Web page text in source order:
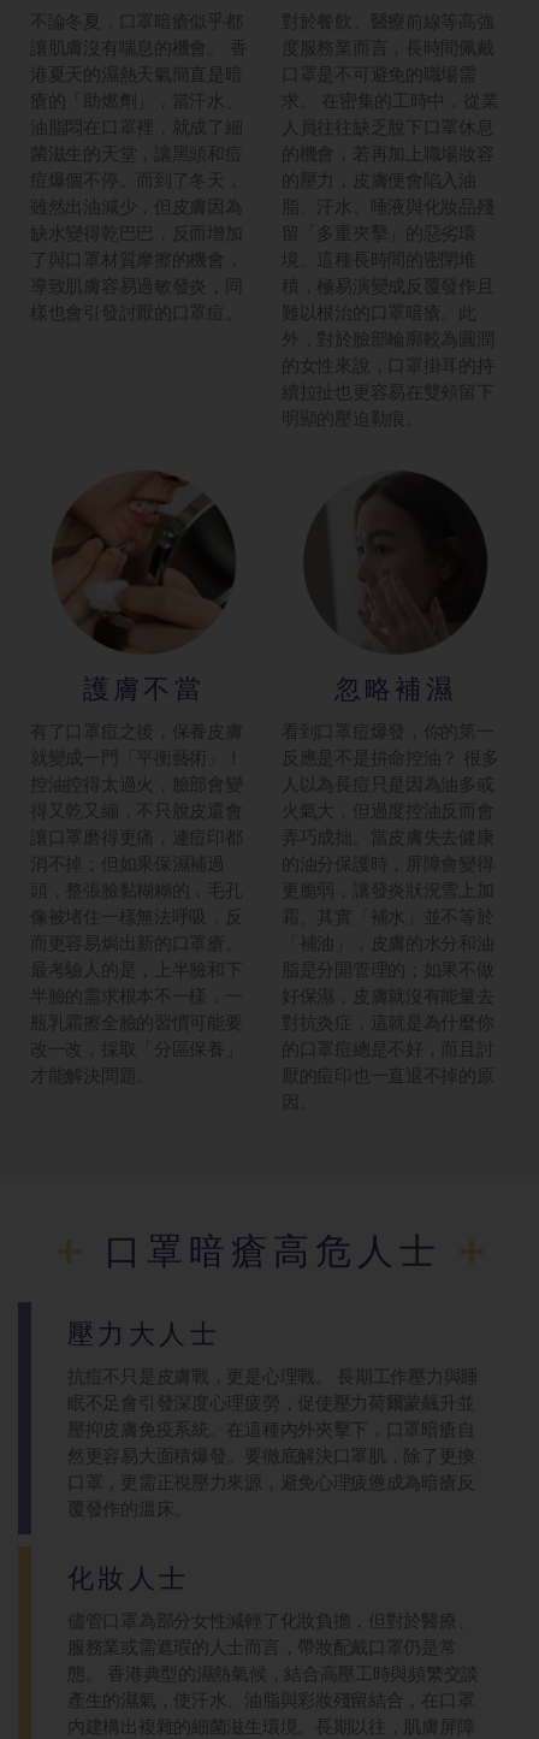
不論冬夏，口罩暗瘡似乎都
讓肌膚沒有喘息的機會。 香
港夏天的濕熱天氣簡直是暗
瘡的「助燃劑」，當汗水、
油脂悶在口罩裡，就成了細
菌滋生的天堂，讓黑頭和痘
痘爆個不停。而到了冬天，
雖然出油減少，但皮膚因為
缺水變得乾巴巴，反而增加
了與口罩材質摩擦的機會，
導致肌膚容易過敏發炎，同
樣也會引發討厭的口罩痘。
對於餐飲、醫療前線等高強
度服務業而言，長時間佩戴
口罩是不可避免的職場需
求。 在密集的工時中，從業
人員往往缺乏脫下口罩休息
的機會，若再加上職場妝容
的壓力，皮膚便會陷入油
脂、汗水、唾液與化妝品殘
留「多重夾擊」的惡劣環
境。這種長時間的密閉堆
積，極易演變成反覆發作且
難以根治的口罩暗瘡。此
外，對於臉部輪廓較為圓潤
的女性來說，口罩掛耳的持
續拉扯也更容易在雙頰留下
明顯的壓迫勒痕。
護膚不當
有了口罩痘之後，保養皮膚
就變成一門「平衡藝術」！
控油控得太過火，臉部會變
得又乾又繃，不只脫皮還會
讓口罩磨得更痛，連痘印都
消不掉；但如果保濕補過
頭，整張臉黏糊糊的，毛孔
像被堵住一樣無法呼吸，反
而更容易焗出新的口罩瘡。
最考驗人的是，上半臉和下
半臉的需求根本不一樣，一
瓶乳霜擦全臉的習慣可能要
改一改，採取「分區保養」
才能解決問題。
忽略補濕
看到口罩痘爆發，你的第一
反應是不是拚命控油？ 很多
人以為長痘只是因為油多或
火氣大，但過度控油反而會
弄巧成拙。當皮膚失去健康
的油分保護時，屏障會變得
更脆弱，讓發炎狀況雪上加
霜。其實「補水」並不等於
「補油」，皮膚的水分和油
脂是分開管理的；如果不做
好保濕，皮膚就沒有能量去
對抗炎症，這就是為什麼你
的口罩痘總是不好，而且討
厭的痘印也一直退不掉的原
因。
口罩暗瘡高危人士
壓力大人士
抗痘不只是皮膚戰，更是心理戰。 長期工作壓力與睡
眠不足會引發深度心理疲勞，促使壓力荷爾蒙飆升並
壓抑皮膚免疫系統。在這種內外夾擊下，口罩暗瘡自
然更容易大面積爆發。要徹底解決口罩肌，除了更換
口罩，更需正視壓力來源，避免心理疲憊成為暗瘡反
覆發作的溫床。
化妝人士
儘管口罩為部分女性減輕了化妝負擔，但對於醫療、
服務業或需遮瑕的人士而言，帶妝配戴口罩仍是常
態。 香港典型的濕熱氣候，結合高壓工時與頻繁交談
產生的濕氣，使汗水、油脂與彩妝殘留結合，在口罩
內建構出複雜的細菌滋生環境。長期以往，肌膚屏障